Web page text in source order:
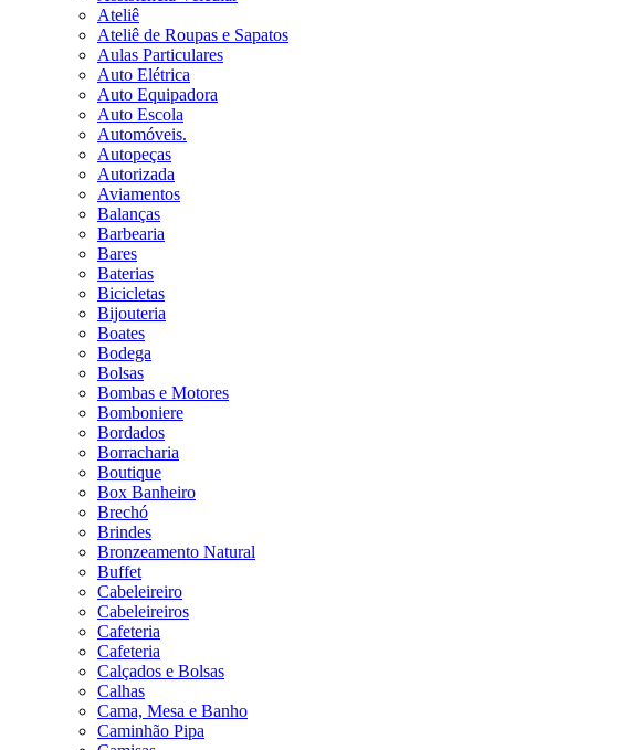
Ateliê
Ateliê de Roupas e Sapatos
Aulas Particulares
Auto Elétrica
Auto Equipadora
Auto Escola
Automóveis.
Autopeças
Autorizada
Aviamentos
Balanças
Barbearia
Bares
Baterias
Bicicletas
Bijouteria
Boates
Bodega
Bolsas
Bombas e Motores
Bomboniere
Bordados
Borracharia
Boutique
Box Banheiro
Brechó
Brindes
Bronzeamento Natural
Buffet
Cabeleireiro
Cabeleireiros
Cafeteria
Cafeteria
Calçados e Bolsas
Calhas
Cama, Mesa e Banho
Caminhão Pipa